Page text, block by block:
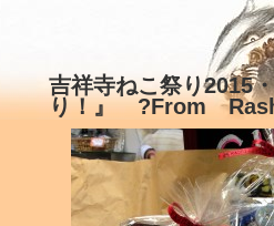
吉祥寺ねこ祭り2015
り！』 ?From